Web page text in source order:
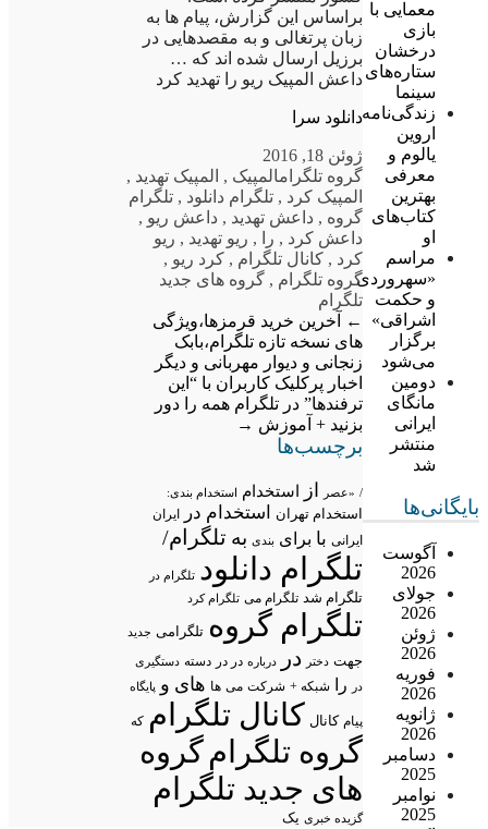
معمایی با
بازی
درخشان
ستاره‌های
سینما
زندگی‌نامه
اروین
یالوم و
معرفی
بهترین
کتاب‌های
او
مراسم
«سهروردی
و حکمت
اشراقی»
برگزار
می‌شود
دومین
مانگای
ایرانی
منتشر
شد
بایگانی‌ها
آگوست
2026
جولای
2026
ژوئن
2026
فوریه
2026
ژانویه
2026
دسامبر
2025
نوامبر
2025
براساس این گزارش، پیام ها به
زبان پرتغالی و به مقصدهایی در
برزیل ارسال شده اند که …
داعش المپیک ریو را تهدید کرد
دانلود سرا
ژوئن 18, 2016
گروه تلگرامالمپیک , المپیک تهدید ,
المپیک کرد , تلگرام دانلود , تلگرام
گروه , داعش تهدید , داعش ریو ,
داعش کرد , را , ریو تهدید , ریو
کرد , کانال تلگرام , کرد ریو ,
گروه تلگرام , گروه های جدید
تلگرام
←
آخرین خرید قرمزها،ویژگی
های نسخه تازه تلگرام،بابک
زنجانی و دیوار مهربانی و دیگر
اخبار پرکلیک کاربران با “این
ترفندها” در تلگرام همه را دور
بزنید + آموزش →
برچسب‌ها
/ «عصر از استخدام استخدام بندی:
استخدام تهران استخدام در ایران
ایرانی با برای بندی به تلگرام/
تلگرام دانلود تلگرام در
تلگرام شد تلگرام می تلگرام کرد
تلگرام گروه تلگرامی جدید
جهت دختر در درباره در در دسته دستگیری
در
را شبکه + شرکت می ها های و پایگاه
پیام کانال کانال تلگرام که
گروه تلگرامگروه
های جدید تلگرام
گزیده خبری یک